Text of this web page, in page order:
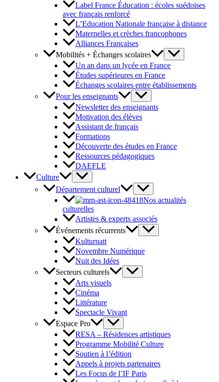
Label France Éducation : écoles suédoises
avec français renforcé
L’Education Nationale française à distance
Maternelles et crèches francophones
Alliances Françaises
Mobilités + Échanges scolaires
Un an dans un lycée en France
Études supérieures en France
Échanges scolaires entre établissements
Pour les enseignants
Newsletter des enseignants
Motivation des élèves
Assistant de français
Formations
Découverte des études en France
Ressources pédagogiques
DAEFLE
Culture
Département culturel
Nos actualités
culturelles
Artistes & experts associés
Événements récurrents
Kulturnatt
Novembre Numérique
Nuit des Idées
Secteurs culturels
Arts visuels
Cinéma
Littérature
Spectacle Vivant
Espace Pro
RESA – Résidences artistiques
Programme Mobilité Culture
Soutien à l’édition
Appels à projets partenaires
Les Focus de l’IF Paris